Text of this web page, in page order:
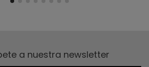
a nuestra newsletter